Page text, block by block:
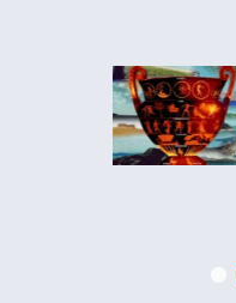
Odissea, il racconto
dell’Occidente